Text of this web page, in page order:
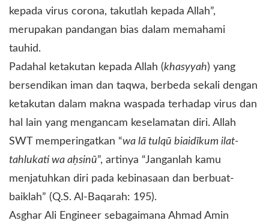
kepada virus corona, takutlah kepada Allah”,
merupakan pandangan bias dalam memahami
tauhid.
Padahal ketakutan kepada Allah (khasyyah) yang
bersendikan iman dan taqwa, berbeda sekali dengan
ketakutan dalam makna waspada terhadap virus dan
hal lain yang mengancam keselamatan diri. Allah
SWT memperingatkan “wa lā tulqū biaidīkum ilat-
tahlukati wa aḥsinū”, artinya “Janganlah kamu
menjatuhkan diri pada kebinasaan dan berbuat-
baiklah” (Q.S. Al-Baqarah: 195).
Asghar Ali Engineer sebagaimana Ahmad Amin